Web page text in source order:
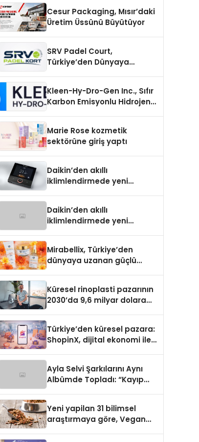
Cesur Packaging, Mısır’daki
Üretim Üssünü Büyütüyor
SRV Padel Court,
Türkiye’den Dünyaya
Kleen-Hy-Dro-Gen Inc., Sıfır
Karbon Emisyonlu Hidrojen
Aldı
Marie Rose kozmetik
sektörüne giriş yaptı
Daikin’den akıllı
iklimlendirmede yeni
Daikin’den akıllı
iklimlendirmede yeni
Mirabellix, Türkiye’den
dünyaya uzanan güçlü
Küresel rinoplasti pazarının
2030’da 9,6 milyar dolara
Türkiye’den küresel pazara:
ShopinX, dijital ekonomi ile
Ayla Selvi Şarkılarını Aynı
Albümde Topladı: “Kayıp
Yeni yapilan 31 bilimsel
araştırmaya göre, Vegan